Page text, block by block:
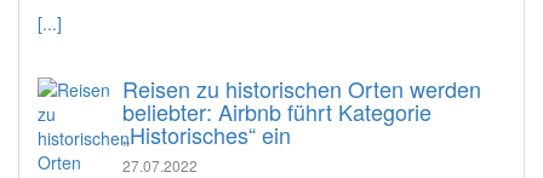
[...]
Reisen zu historischen Orten werden
beliebter: Airbnb führt Kategorie
„Historisches“ ein
27.07.2022